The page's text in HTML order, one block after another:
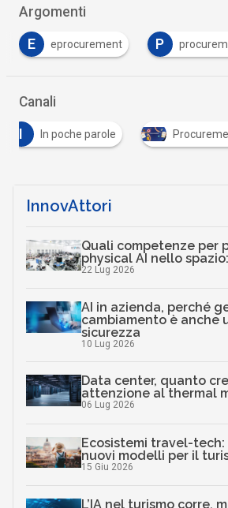
Argomenti
P procurement T
Canali
In poche parole
InnovAttori
Quali competenze per
physical AI nello
22 Lug 2026
AI in azienda, perché
cambiamento è anche
sicurezza
10 Lug 2026
Data center, quanto
attenzione al thermal
06 Lug 2026
Ecosistemi travel-tech:
nuovi modelli per il
15 Giu 2026
L’IA nel turismo corre,